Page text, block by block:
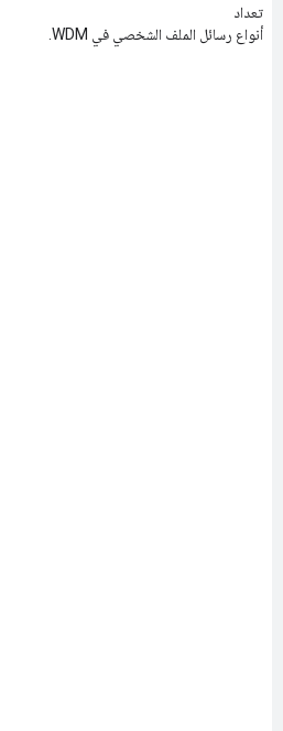
تعداد
أنواع رسائل الملف الشخصي في WDM.